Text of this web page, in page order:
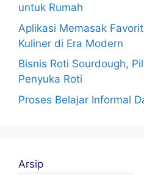
untuk Rumah
Aplikasi Memasak
Kuliner di Era Modern
Bisnis Roti Sourdough,
Penyuka Roti
Proses Belajar Informal
Arsip